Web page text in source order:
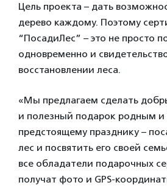
Цель проекта – дать
дерево каждому. Поэтому
“ПосадиЛес” – это не просто
одновременно и
восстановлении леса.
«Мы предлагаем сделать
и полезный подарок родным и
предстоящему празднику –
лес и посвятить его своей
все обладатели подарочных
получат фото и GPS-